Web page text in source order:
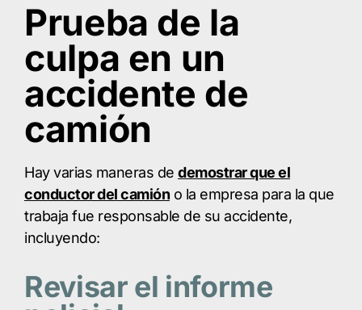
Prueba de la
culpa en un
accidente de
camión
Hay varias maneras de demostrar que el
conductor del camión o la empresa para la que
trabaja fue responsable de su accidente,
incluyendo:
Revisar el informe